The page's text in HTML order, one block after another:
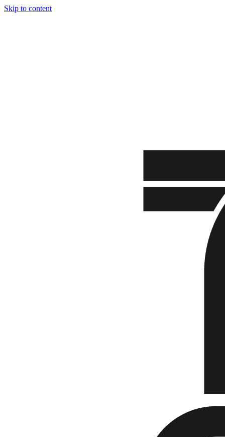
Skip to content